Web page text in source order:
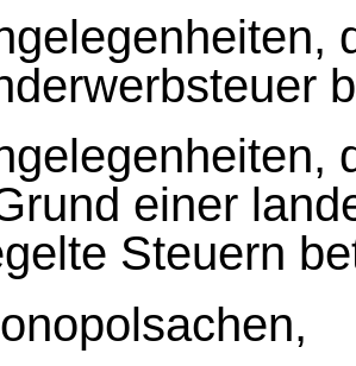
einer
Steuern